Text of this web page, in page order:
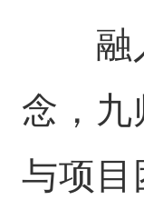
融入
念，九
与项目